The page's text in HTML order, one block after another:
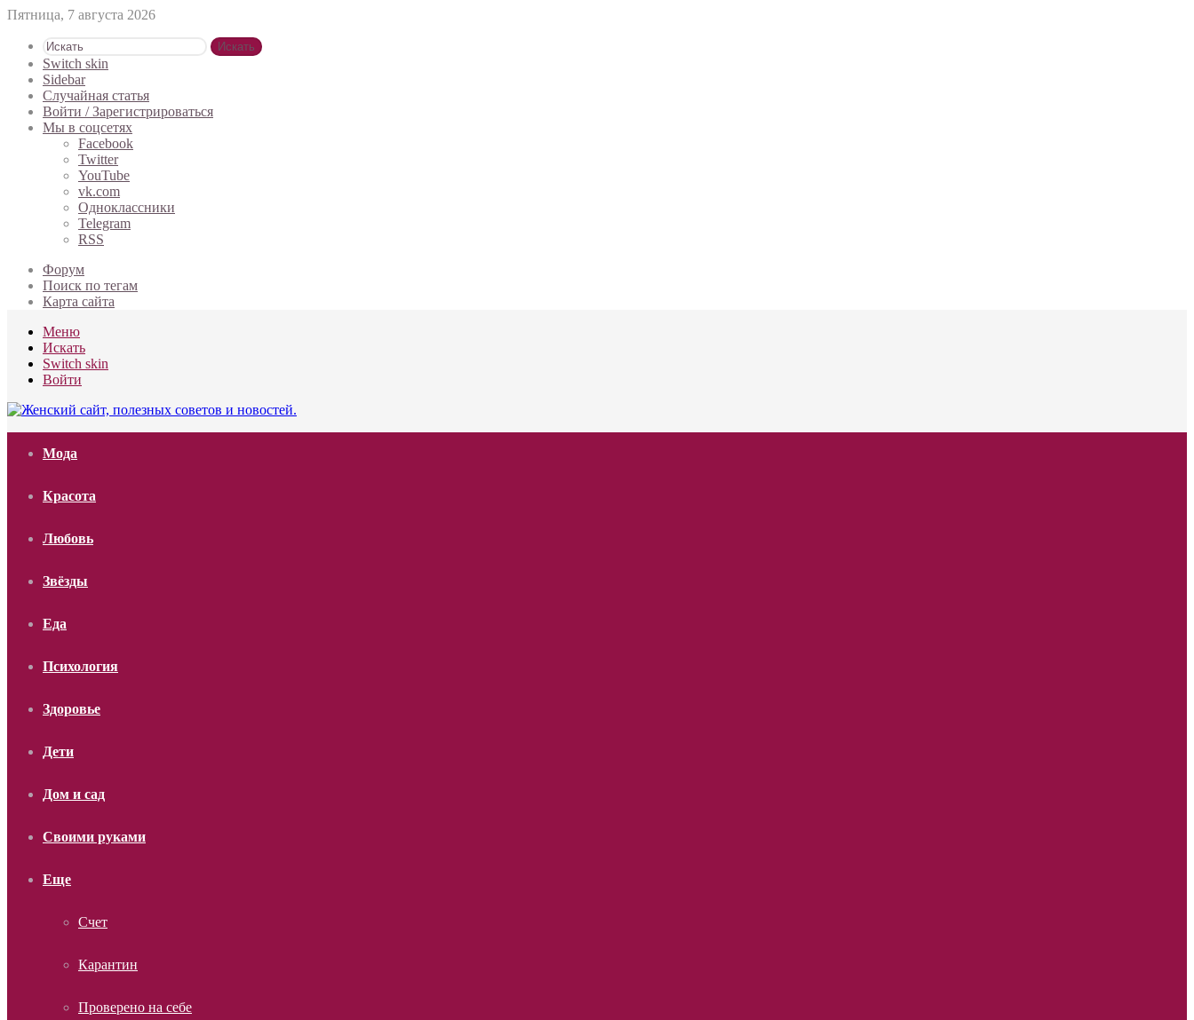
Пятница, 7 августа 2026
Искать
Switch skin
Sidebar
Случайная статья
Войти / Зарегистрироваться
Мы в соцсетях
Facebook
Twitter
YouTube
vk.com
Одноклассники
Telegram
RSS
Форум
Поиск по тегам
Карта сайта
Меню
Искать
Switch skin
Войти
Мода
Красота
Любовь
Звёзды
Еда
Психология
Здоровье
Дети
Дом и сад
Своими руками
Еще
Счет
Карантин
Проверено на себе